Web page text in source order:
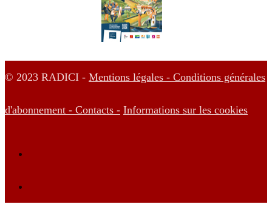
© 2023 RADICI - Mentions légales - Conditions générales
d'abonnement - Contacts - Informations sur les cookies